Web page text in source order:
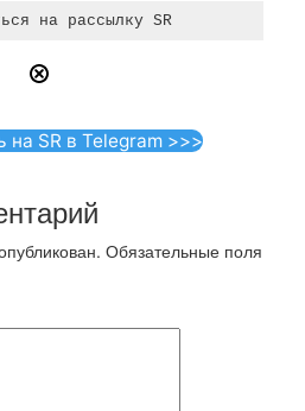
на SR в Telegram >>>
Обязательные поля